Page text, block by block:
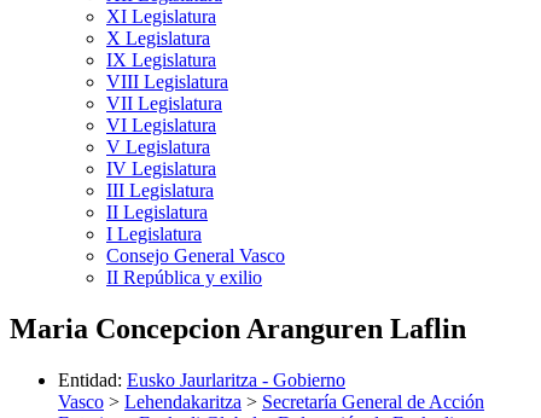
XI Legislatura
X Legislatura
IX Legislatura
VIII Legislatura
VII Legislatura
VI Legislatura
V Legislatura
IV Legislatura
III Legislatura
II Legislatura
I Legislatura
Consejo General Vasco
II República y exilio
Maria Concepcion Aranguren Laflin
Entidad: Eusko Jaurlaritza - Gobierno
Vasco > Lehendakaritza > Secretaría General de Acción